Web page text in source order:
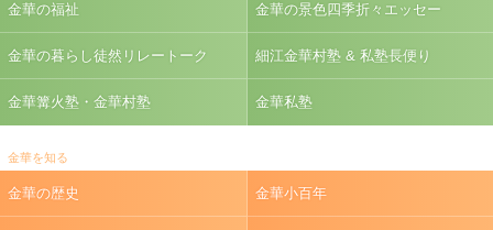
金華の福祉 金華の景色四季折々エッセー
金華の暮らし徒然リレートーク 細江金華村塾 & 私塾長便り
金華篝火塾・金華村塾 金華私塾
金華を知る
金華の歴史 金華小百年